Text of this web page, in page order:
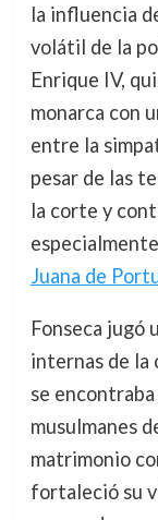
la influencia
volátil de la
Enrique IV,
monarca con
entre la
pesar de las
la corte y
Juana de
Fonseca jugó
internas de la
se
musulmanes
matrimonio
fortaleció su